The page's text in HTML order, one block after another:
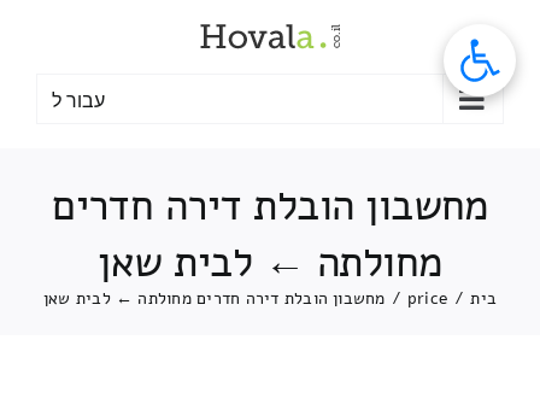
עבור ל
מחשבון הובלת דירה חדרים
מחולתה ← לבית שאן
בית /
price
/ מחשבון הובלת דירה חדרים מחולתה ← לבית שאן